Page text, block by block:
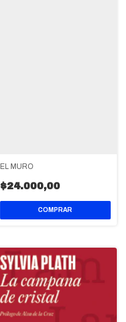
EL MURO
$24.000,00